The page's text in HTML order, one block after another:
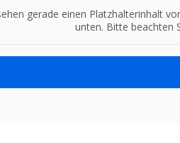
gerade einen Platzhalterinhalt
unten. Bitte beachten